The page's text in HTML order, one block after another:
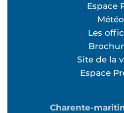
Espace
Météo
Les
Site de la
Espace
Charente-